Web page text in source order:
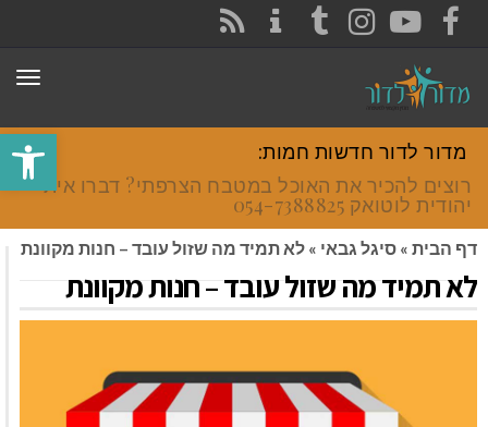
פתח
FACEBOOK
YOUTUBE
INSTAGRAM
TUMBLR
מדור לדור חדשות חמות:
רוצים להכיר את האוכל במטבח הצרפתי? דברו איתי
יהודית לוטואק 054-7388825.
דף הבית » סיגל גבאי » לא תמיד מה שזול עובד – חנות מקוונת
לא תמיד מה שזול עובד – חנות מקוונת